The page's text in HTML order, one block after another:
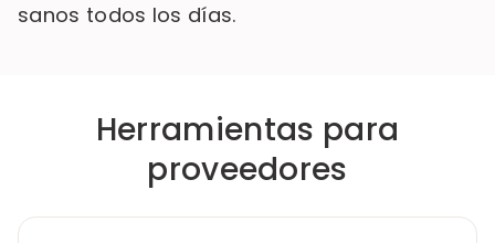
sanos todos los días.
Herramientas para
proveedores